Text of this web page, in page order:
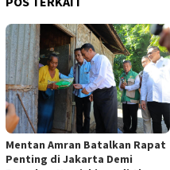
Mentan Amran Batalkan Rapat
Penting di Jakarta Demi